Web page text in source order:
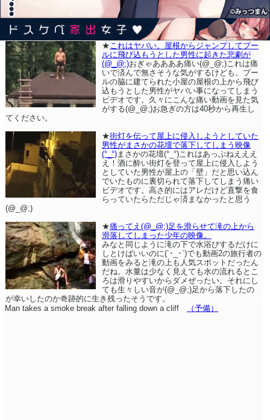
★ これはヤバい。屋根からジャンプしてプー
ルに飛び込もうとした男性に起きた悲劇が
(@_@;)おぎゃああああ痛い(@_@;)これは痛
いで済んで無さそうな気がするけども。プー
ルの脇に建てられた小屋の屋根の上から飛び
込もうとした男性がヤバい事になってしまう
ビデオです。久々にこんな痛い動画を見た気
がする(@_@;)お急ぎの方は40秒から再生し
てください。
★街灯を伝って屋上に侵入しようとしていた
男性がまさかの花壇で落下してしまう映像
(°_°) まさかの花壇(°_°)これはあっぶねえええ
え！酒に酔い街灯を登って屋上に侵入しよう
としていた男性が屋上の「壁」だと思い込ん
でいたものに裏切られて落下してしまう痛い
ビデオです。高さ的にはアレだけど直撃を食
らっていたらただじゃ済まなかったと思う
(@_@;)
★痛ってえ(@_@;)足を滑らせて滝の上から
滑落してしまった少年の映像。
みなと同じように滝の下で水浴びするだけに
しとけばいいのに(´･_･`)でも動画2の旅行者の
動画をみると滝の上も人気スポットだったん
だね。水量は少なく見えても水の流れるとこ
ろは滑りやすいからダメぜったい。それにし
ても生々しい音が(@_@;)足から落下したの
が幸いしたのか奇跡的に生き残ったそうです。
Man takes a smoke break after falling down a cliff
（予備）